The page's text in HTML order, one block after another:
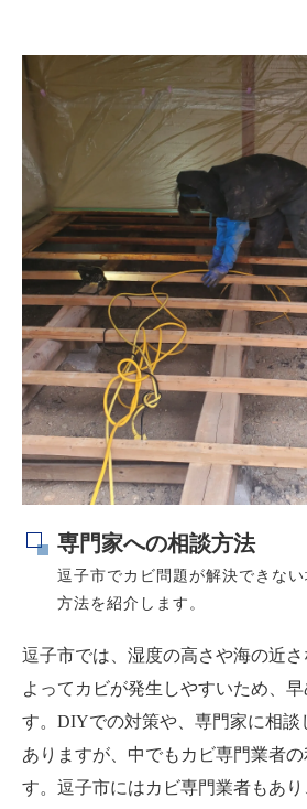
専門家への相談方法
逗子市でカビ問題が解決できな
方法を紹介します。
逗子市では、湿度の高さや海の近
よってカビが発生しやすいため、
す。DIYでの対策や、専門家に相談
ありますが、中でもカビ専門業者
す。逗子市にはカビ専門業者もあ